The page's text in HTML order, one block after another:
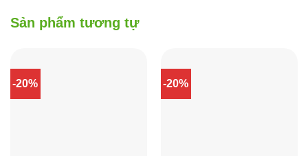
Sản phẩm tương tự
-20% -20%